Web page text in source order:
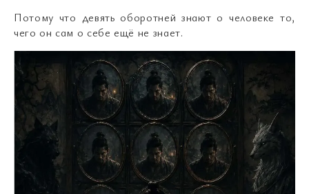
Потому что девять оборотней знают о человеке то,
чего он сам о себе ещё не знает.